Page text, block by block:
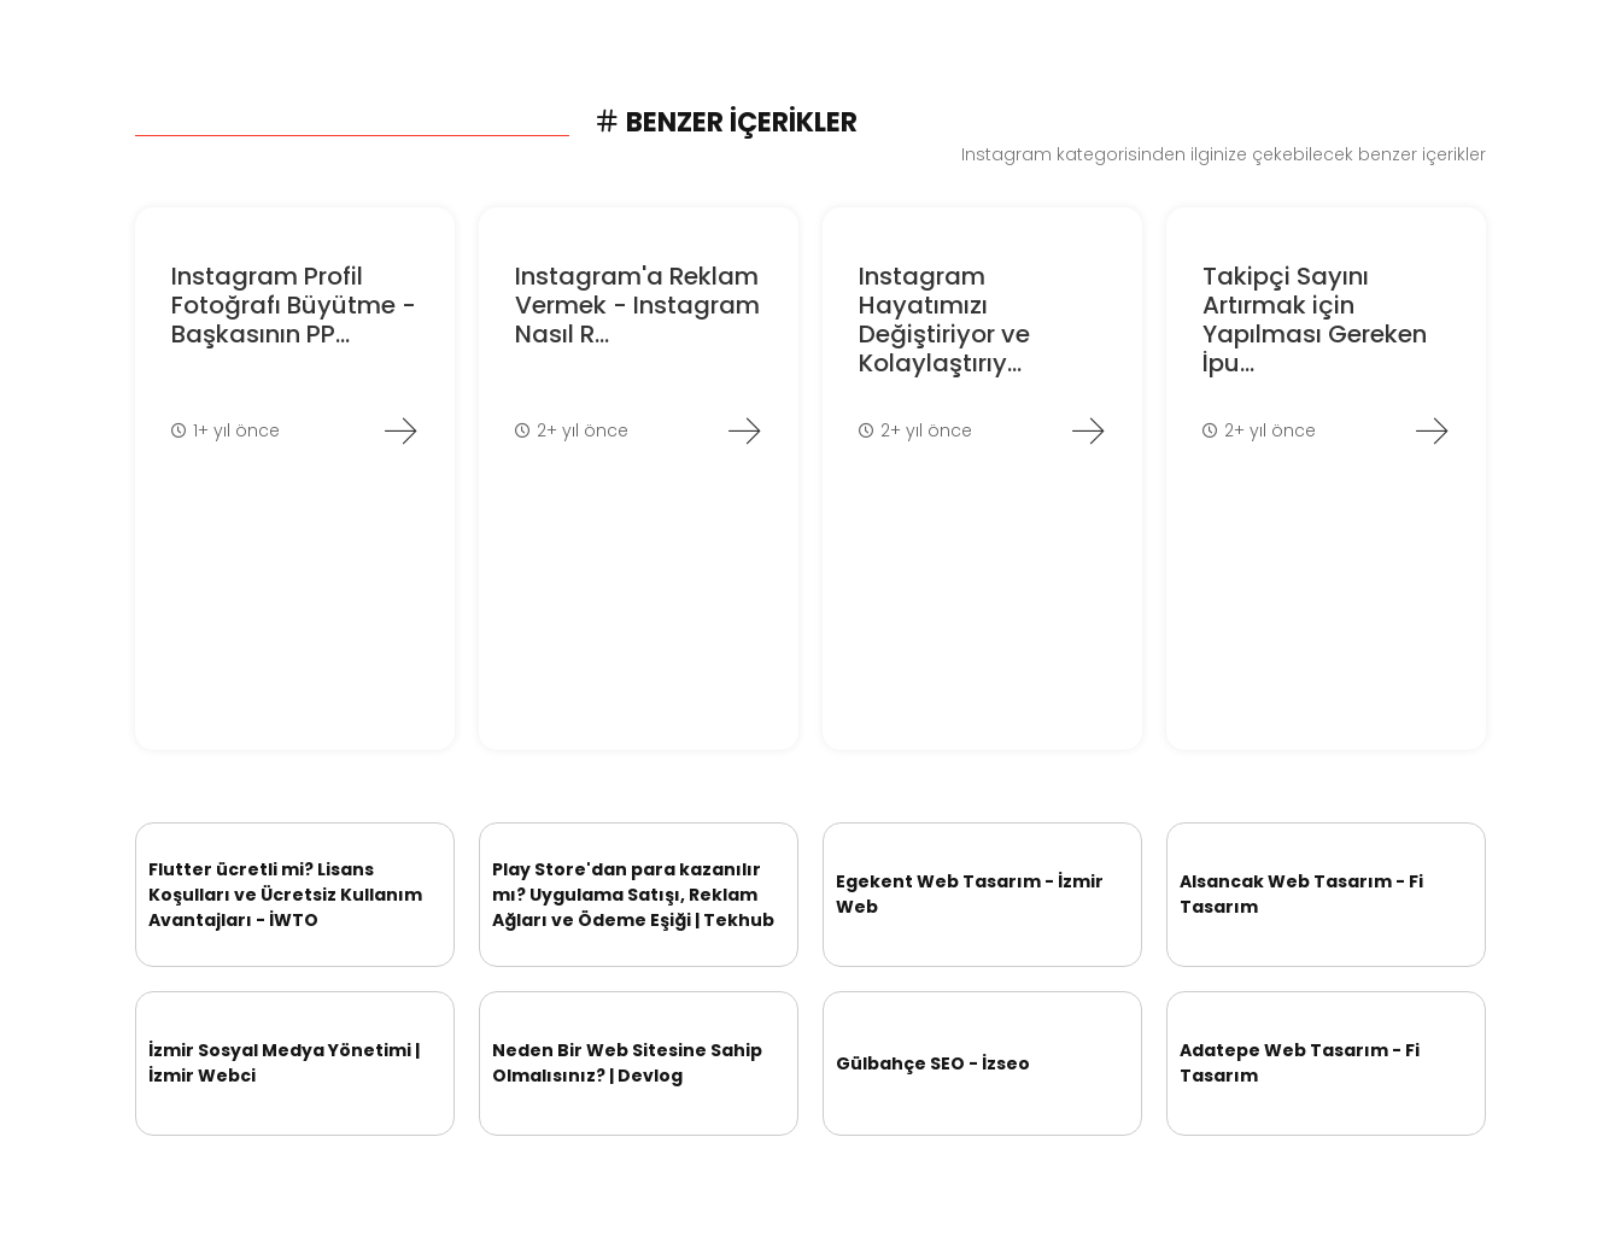
BENZER İÇERIKLER
Instagram kategorisinden ilginize çekebilecek benzer içerikler
Instagram Profil
Fotoğrafı Büyütme -
Başkasının PP...
1+ yıl önce
Instagram'a Reklam
Vermek - Instagram
Nasıl R...
2+ yıl önce
Instagram
Hayatımızı
Değiştiriyor ve
Kolaylaştırıy...
2+ yıl önce
Takipçi Sayını
Artırmak için
Yapılması Gereken
İpu...
2+ yıl önce
Flutter ücretli mi? Lisans
Koşulları ve Ücretsiz Kullanım
Avantajları - İWTO
Play Store'dan para kazanılır
mı? Uygulama Satışı, Reklam
Ağları ve Ödeme Eşiği | Tekhub
Egekent Web Tasarım - İzmir
Web
Alsancak Web Tasarım - Fi
Tasarım
İzmir Sosyal Medya Yönetimi |
İzmir Webci
Neden Bir Web Sitesine Sahip
Olmalısınız? | Devlog
Gülbahçe SEO - İzseo
Adatepe Web Tasarım - Fi
Tasarım